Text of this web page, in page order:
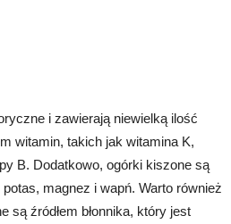
i zawierają niewielką ilość
witamin, takich jak witamina K,
B. Dodatkowo, ogórki kiszone są
potas, magnez i wapń. Warto również
są źródłem błonnika, który jest